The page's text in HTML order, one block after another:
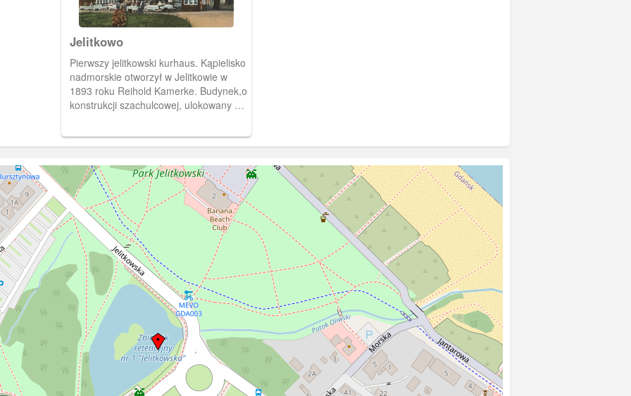
Jelitkowo
Pierwszy jelitkowski kurhaus. Kąpielisko
nadmorskie otworzył w Jelitkowie w
1893 roku Reihold Kamerke. Budynek,o
konstrukcji szachulcowej, ulokowany był